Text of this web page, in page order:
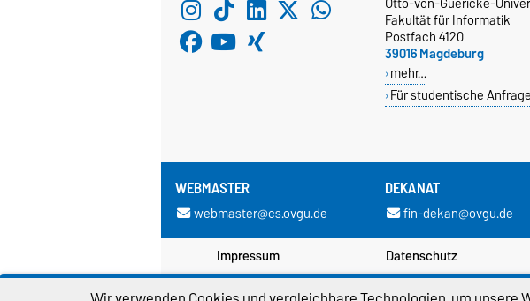
Fakultät für Informatik
Postfach 4120
39016 Magdeburg
mehr…
Für studentische
WEBMASTER
webmaster@cs.ovgu.de
DEKANAT
fin-dekan@ovgu.de
Impressum Datenschutz